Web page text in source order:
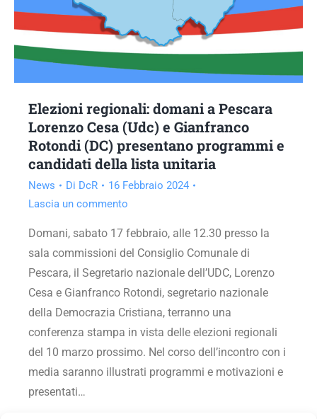
Elezioni regionali: domani a Pescara
Lorenzo Cesa (Udc) e Gianfranco
Rotondi (DC) presentano programmi e
candidati della lista unitaria
News Di DcR
16 Febbraio 2024
Lascia un commento
Domani, sabato 17 febbraio, alle 12.30 presso la
sala commissioni del Consiglio Comunale di
Pescara, il Segretario nazionale dell’UDC, Lorenzo
Cesa e Gianfranco Rotondi, segretario nazionale
della Democrazia Cristiana, terranno una
conferenza stampa in vista delle elezioni regionali
del 10 marzo prossimo. Nel corso dell’incontro con i
media saranno illustrati programmi e motivazioni e
presentati…